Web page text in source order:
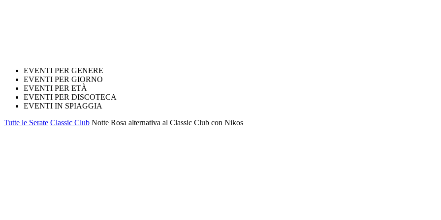
EVENTI PER GENERE
EVENTI PER GIORNO
EVENTI PER ETÀ
EVENTI PER DISCOTECA
EVENTI IN SPIAGGIA
Tutte le Serate Classic Club Notte Rosa alternativa al Classic Club con Nikos